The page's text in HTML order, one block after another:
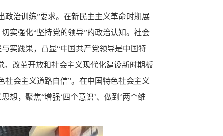
政治训练”要求。在新民主主义革命时期展
实强化“坚持党的领导”的政治认知。社会
实践果，凸显“中国共产党领导是中国特
。改革开放和社会主义现代化建设新时期板
会主义道路自信”。在中国特色社会主义
想，聚焦“增强‘四个意识’、做到‘两个维